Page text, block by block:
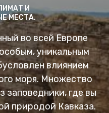
И
МЕСТА.
во всей Европе
уникальным
влиянием
моря. Множество
заповедники, где вы
природой Кавказа.